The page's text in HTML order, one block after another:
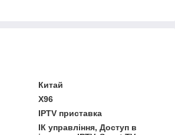
Китай
X96
IPTV приставка
ІК управління, Доступ в